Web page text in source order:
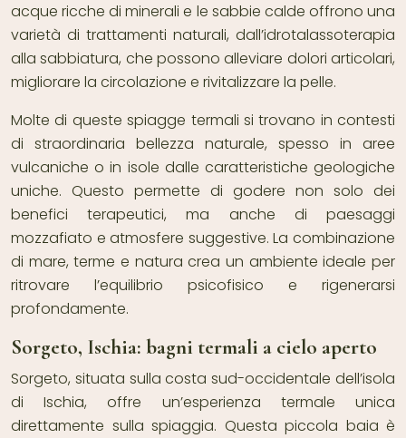
acque ricche di minerali e le sabbie calde offrono una
varietà di trattamenti naturali, dall’idrotalassoterapia
alla sabbiatura, che possono alleviare dolori articolari,
migliorare la circolazione e rivitalizzare la pelle.
Molte di queste spiagge termali si trovano in contesti
di straordinaria bellezza naturale, spesso in aree
vulcaniche o in isole dalle caratteristiche geologiche
uniche. Questo permette di godere non solo dei
benefici terapeutici, ma anche di paesaggi
mozzafiato e atmosfere suggestive. La combinazione
di mare, terme e natura crea un ambiente ideale per
ritrovare l’equilibrio psicofisico e rigenerarsi
profondamente.
Sorgeto, Ischia: bagni termali a cielo aperto
Sorgeto, situata sulla costa sud-occidentale dell’isola
di Ischia, offre un’esperienza termale unica
direttamente sulla spiaggia. Questa piccola baia è